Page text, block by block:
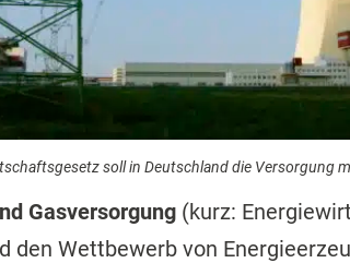
soll in Deutschland die Versorgung
Gasversorgung (kurz:
den Wettbewerb von